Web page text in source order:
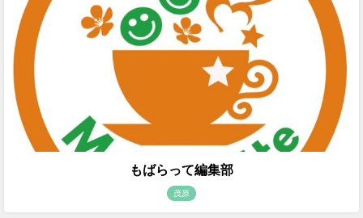
もばらって編集部
茂原